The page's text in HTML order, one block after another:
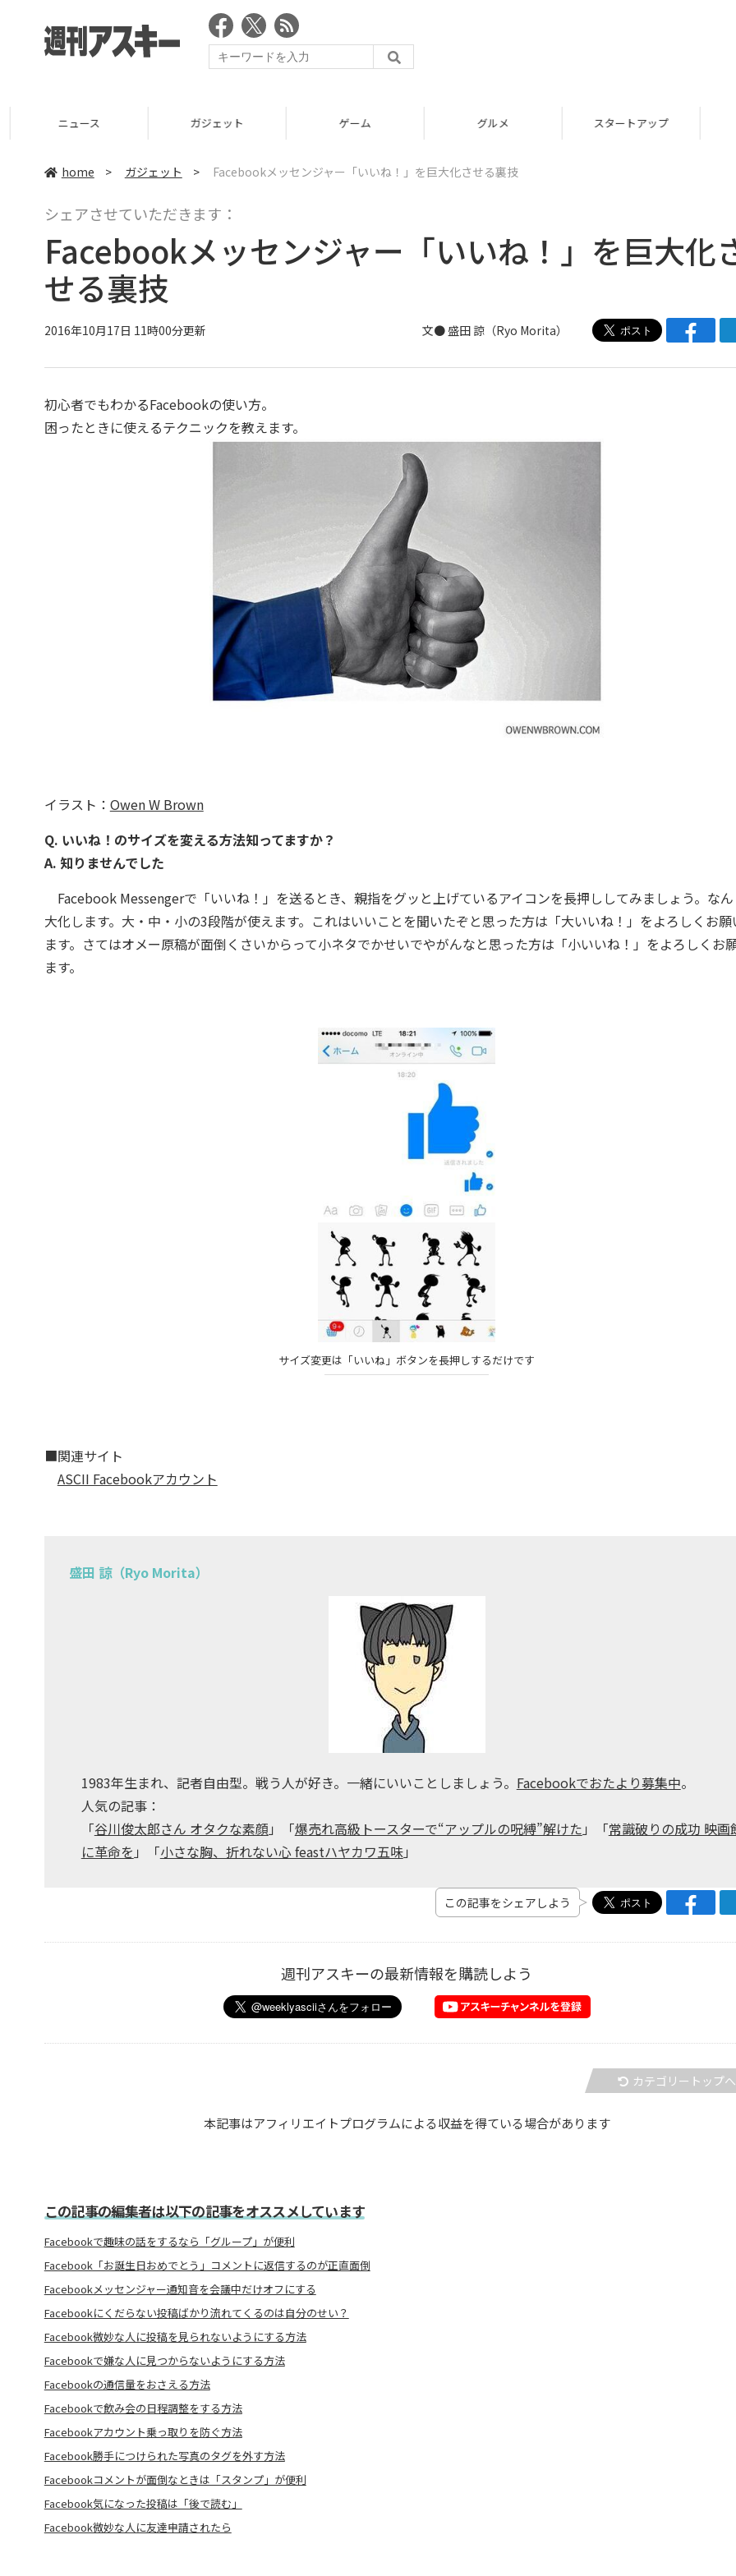
ニュース ガジェット ゲーム グルメ スタートアップ
home > ガジェット > Facebookメッセンジャー「いいね！」を巨大化させる裏技
シェアさせていただきます：
Facebookメッセンジャー「いいね！」を巨大化
せる裏技
2016年10月17日 11時00分更新 文● 盛田 諒（Ryo Morita）
初心者でもわかるFacebookの使い方。
困ったときに使えるテクニックを教えます。
イラスト： Owen W Brown
Q. いいね！のサイズを変える方法知ってますか？
A. 知りませんでした
Facebook Messengerで「いいね！」を送るとき、親指をグッと上げているアイコンを長押ししてみましょう。な
大化します。大・中・小の3段階が使えます。これはいいことを聞いたぞと思った方は「大いいね！」をよろしくお願
ます。さてはオメー原稿が面倒くさいからって小ネタでかせいでやがんなと思った方は「小いいね！」をよろしくお
ます。
サイズ変更は「いいね」ボタンを長押しするだけです
■関連サイト
ASCII Facebookアカウント
盛田 諒（Ryo Morita）
1983年生まれ、記者自由型。戦う人が好き。一緒にいいことしましょう。 Facebookでおたより募集中。
人気の記事：
「谷川俊太郎さん オタクな素顔 」「爆売れ高級トースターで“アップルの呪縛”解けた 」「常識破りの成功 映画
に革命を 」「小さな胸、折れない心 feastハヤカワ五味」
この記事をシェアしよう
週刊アスキーの最新情報を購読しよう
カテゴリートップへ
本記事はアフィリエイトプログラムによる収益を得ている場合があります
この記事の編集者は以下の記事をオススメしています
Facebookで趣味の話をするなら「グループ」が便利
Facebook「お誕生日おめでとう」コメントに返信するのが正直面倒
Facebookメッセンジャー通知音を会議中だけオフにする
Facebookにくだらない投稿ばかり流れてくるのは自分のせい？
Facebook微妙な人に投稿を見られないようにする方法
Facebookで嫌な人に見つからないようにする方法
Facebookの通信量をおさえる方法
Facebookで飲み会の日程調整をする方法
Facebookアカウント乗っ取りを防ぐ方法
Facebook勝手につけられた写真のタグを外す方法
Facebookコメントが面倒なときは「スタンプ」が便利
Facebook気になった投稿は「後で読む」
Facebook微妙な人に友達申請されたら